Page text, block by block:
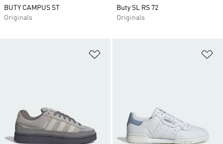
BUTY CAMPUS ST
Originals
Buty SL RS 72
Originals